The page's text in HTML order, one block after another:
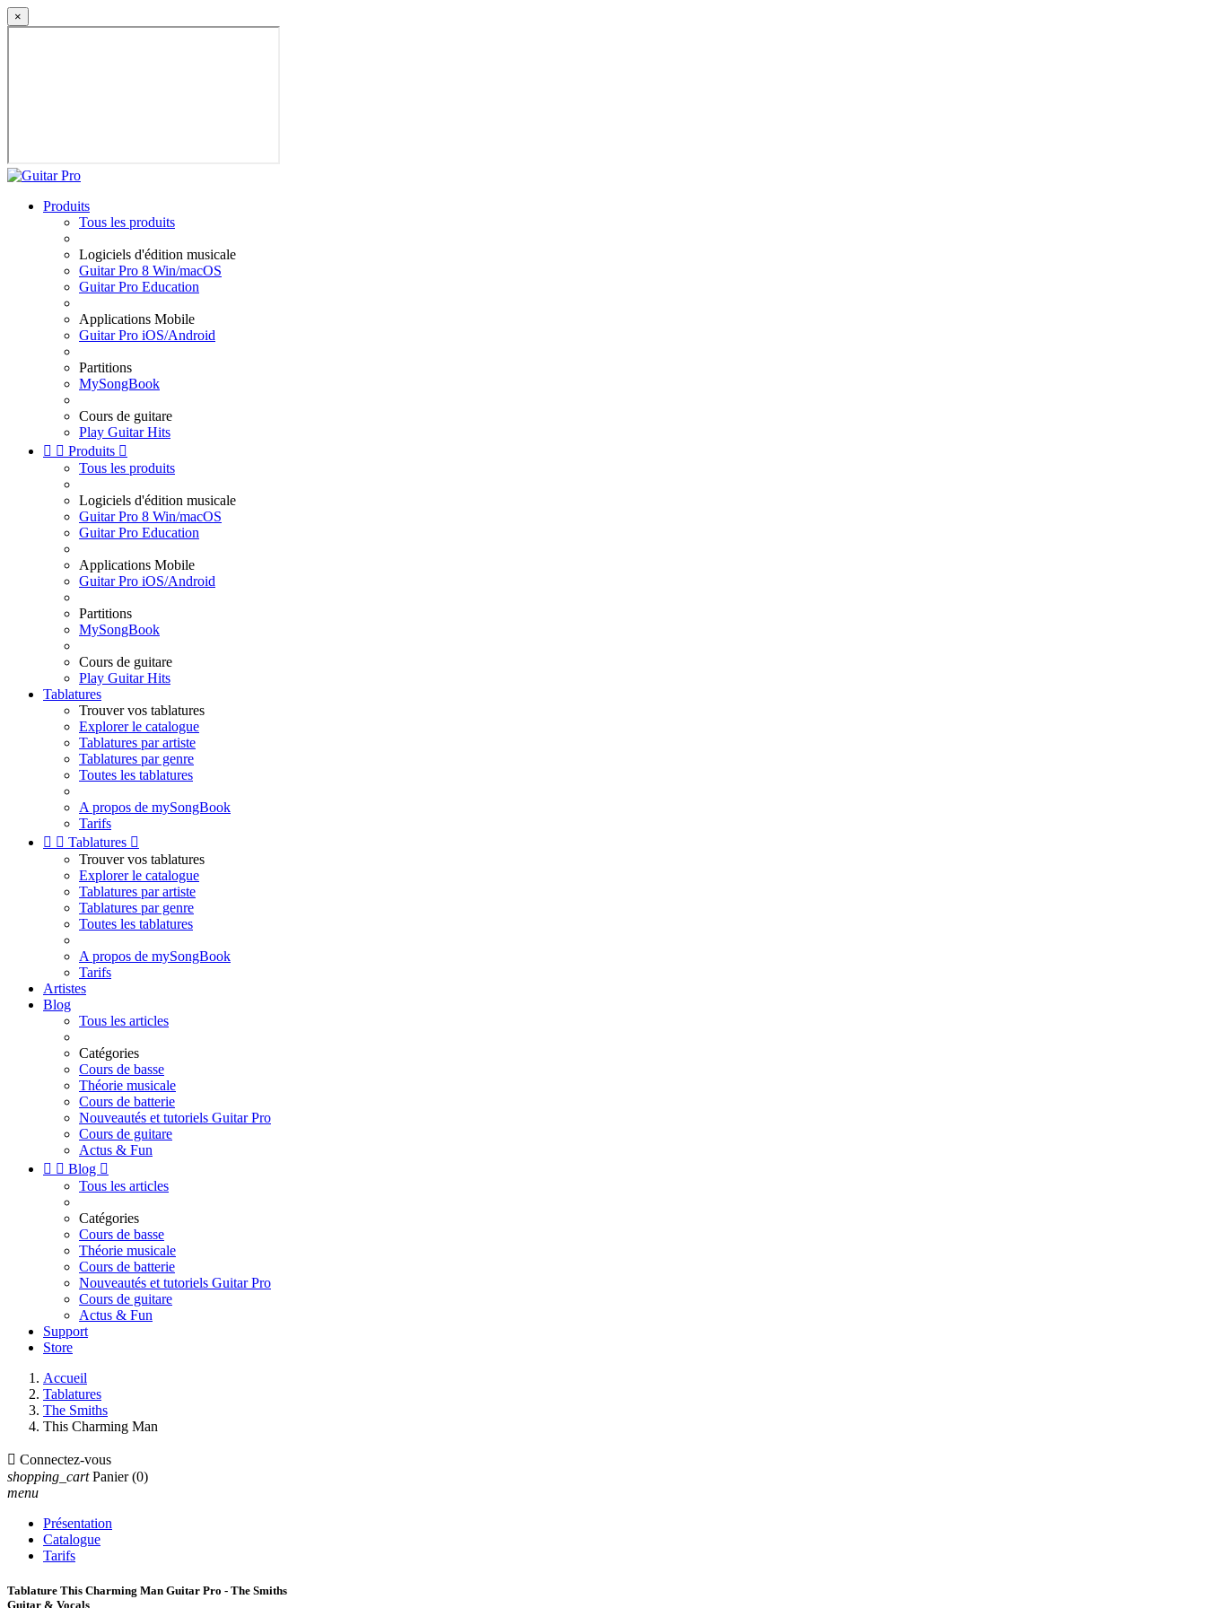
×
Produits
Tous les produits
Logiciels d'édition musicale
Guitar Pro 8 Win/macOS
Guitar Pro Education
Applications Mobile
Guitar Pro iOS/Android
Partitions
MySongBook
Cours de guitare
Play Guitar Hits
  Produits 
Tous les produits
Logiciels d'édition musicale
Guitar Pro 8 Win/macOS
Guitar Pro Education
Applications Mobile
Guitar Pro iOS/Android
Partitions
MySongBook
Cours de guitare
Play Guitar Hits
Tablatures
Trouver vos tablatures
Explorer le catalogue
Tablatures par artiste
Tablatures par genre
Toutes les tablatures
A propos de mySongBook
Tarifs
  Tablatures 
Trouver vos tablatures
Explorer le catalogue
Tablatures par artiste
Tablatures par genre
Toutes les tablatures
A propos de mySongBook
Tarifs
Artistes
Blog
Tous les articles
Catégories
Cours de basse
Théorie musicale
Cours de batterie
Nouveautés et tutoriels Guitar Pro
Cours de guitare
Actus & Fun
  Blog 
Tous les articles
Catégories
Cours de basse
Théorie musicale
Cours de batterie
Nouveautés et tutoriels Guitar Pro
Cours de guitare
Actus & Fun
Support
Store
Accueil
Tablatures
The Smiths
This Charming Man
 Connectez-vous
shopping_cart Panier (0)
menu
Présentation
Catalogue
Tarifs
Tablature This Charming Man Guitar Pro - The Smiths
Guitar & Vocals